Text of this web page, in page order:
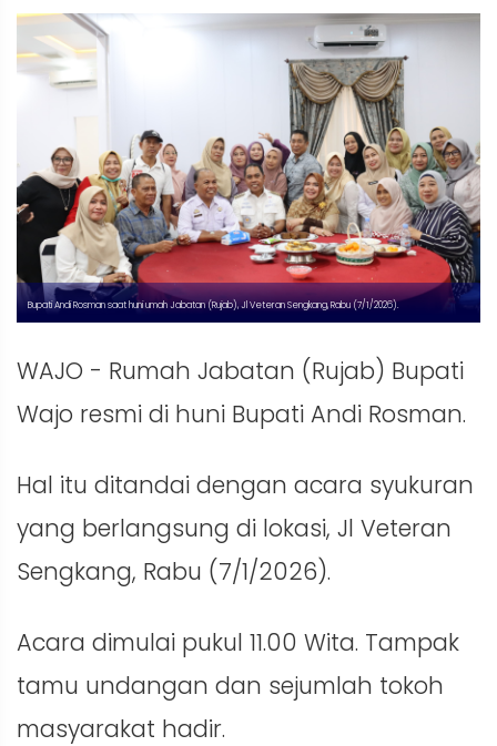
Bupati Andi Rosman saat huni umah Jabatan (Rujab), Jl Veteran Sengkang, Rabu (7/1/2026).
WAJO - Rumah Jabatan (Rujab) Bupati
Wajo resmi di huni Bupati Andi Rosman.
Hal itu ditandai dengan acara syukuran
yang berlangsung di lokasi, Jl Veteran
Sengkang, Rabu (7/1/2026).
Acara dimulai pukul 11.00 Wita. Tampak
tamu undangan dan sejumlah tokoh
masyarakat hadir.